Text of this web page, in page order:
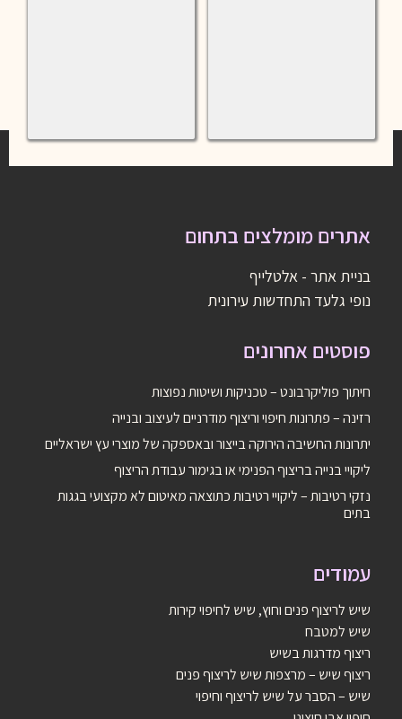
אתרים מומלצים בתחום
בניית אתר - אלטלייף
נופי גלעד התחדשות עירונית
פוסטים אחרונים
חיתוך פוליקרבונט – טכניקות ושיטות נפוצות
רזינה – פתרונות חיפוי וריצוף מודרניים לעיצוב ובנייה
יתרונות החשיבה הירוקה בייצור ובאספקה של מוצרי עץ ישראליים
ליקויי בנייה בריצוף הפנימי או בגימור עבודת הריצוף
נזקי רטיבות – ליקויי רטיבות כתוצאה מאיטום לא מקצועי בגגות
בתים
עמודים
שיש לריצוף פנים וחוץ, שיש לחיפוי קירות
שיש למטבח
ריצוף מדרגות בשיש
ריצוף שיש – מרצפות שיש לריצוף פנים
שיש – הסבר על שיש לריצוף וחיפוי